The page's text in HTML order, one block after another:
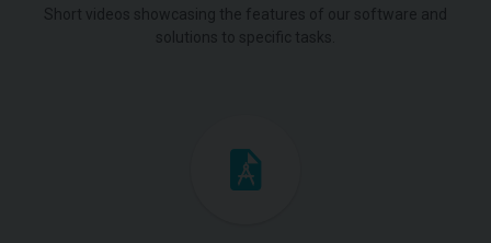
Short videos showcasing the features of our software and
solutions to specific tasks.